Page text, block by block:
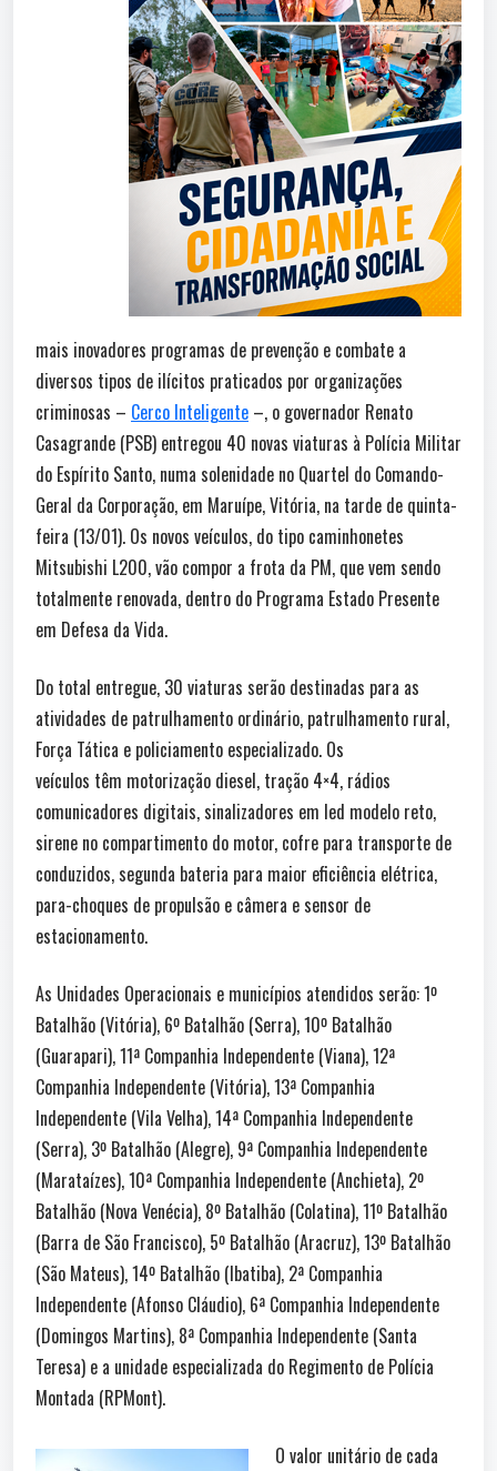
mais inovadores programas de prevenção e combate a
diversos tipos de ilícitos praticados por organizações
criminosas – Cerco Inteligente –, o governador Renato
Casagrande (PSB) entregou 40 novas viaturas à Polícia Militar
do Espírito Santo, numa solenidade no Quartel do Comando-
Geral da Corporação, em Maruípe, Vitória, na tarde de quinta-
feira (13/01). Os novos veículos, do tipo caminhonetes
Mitsubishi L200, vão compor a frota da PM, que vem sendo
totalmente renovada, dentro do Programa Estado Presente
em Defesa da Vida.
Do total entregue, 30 viaturas serão destinadas para as
atividades de patrulhamento ordinário, patrulhamento rural,
Força Tática e policiamento especializado. Os
veículos têm motorização diesel, tração 4×4, rádios
comunicadores digitais, sinalizadores em led modelo reto,
sirene no compartimento do motor, cofre para transporte de
conduzidos, segunda bateria para maior eficiência elétrica,
para-choques de propulsão e câmera e sensor de
estacionamento.
As Unidades Operacionais e municípios atendidos serão: 1º
Batalhão (Vitória), 6º Batalhão (Serra), 10º Batalhão
(Guarapari), 11ª Companhia Independente (Viana), 12ª
Companhia Independente (Vitória), 13ª Companhia
Independente (Vila Velha), 14ª Companhia Independente
(Serra), 3º Batalhão (Alegre), 9ª Companhia Independente
(Marataízes), 10ª Companhia Independente (Anchieta), 2º
Batalhão (Nova Venécia), 8º Batalhão (Colatina), 11º Batalhão
(Barra de São Francisco), 5º Batalhão (Aracruz), 13º Batalhão
(São Mateus), 14º Batalhão (Ibatiba), 2ª Companhia
Independente (Afonso Cláudio), 6ª Companhia Independente
(Domingos Martins), 8ª Companhia Independente (Santa
Teresa) e a unidade especializada do Regimento de Polícia
Montada (RPMont).
O valor unitário de cada